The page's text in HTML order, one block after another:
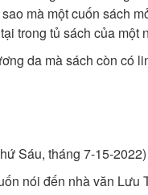
mà một cuốn sách
trong tủ sách của một
da mà sách còn có
Sáu, tháng 7-15-2022)
nói đến nhà văn